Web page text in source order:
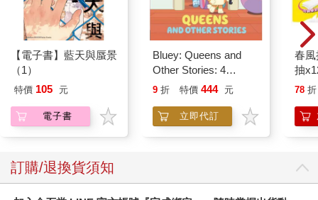
在婚姻關係中常處於弱勢地位，也讓不少手足間在繼承問題上爭
吵不休，造成親情關係難以修復的裂痕。
而隨著時代變遷，即便在兩性地位已漸趨平等，「預立遺囑」的
觀念逐漸為大眾所接受之今日，關於家庭間的糾紛仍未因此減
少，反而因為離婚率不斷升高，單身族、頂客族越來越多，使得
家庭法律問題變得更加複雜難解。
間的感情不睦外，很多時候是因為民眾對相關的法律知識所知太
少，甚至不知道該如何尋求專業的協助。
理解並善用法律，使民眾在事前即建立起基本的法律觀念與風險
我與這本書的另一位作者高愛倫女士多年未見，蒙共同友人王美
【電子書】藍天與蜃景
（1）
特價 105 元
電子書
Bluey: Queens and
Other Stories: 4
Stories in 1 Book.
9 折 特價 444 元
立即代訂
春風
抽
78 折
訂購/退換貨須知